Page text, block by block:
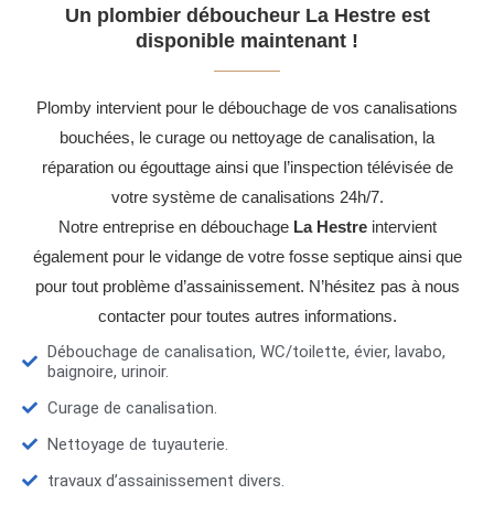
Un plombier déboucheur La Hestre est
disponible maintenant !
Plomby intervient pour le débouchage de vos canalisations
bouchées, le curage ou nettoyage de canalisation, la
réparation ou égouttage ainsi que l’inspection télévisée de
votre système de canalisations 24h/7.
Notre entreprise en débouchage La Hestreintervient
également pour le vidange de votre fosse septique ainsi que
pour tout problème d’assainissement. N’hésitez pas à nous
contacter pour toutes autres informations.
Débouchage de canalisation, WC/toilette, évier, lavabo,
baignoire, urinoir.
Curage de canalisation.
Nettoyage de tuyauterie.
travaux d’assainissement divers.